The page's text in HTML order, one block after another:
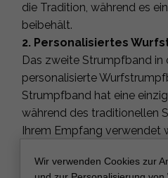
die Tradition, während es
beibehält.
2. Personalisiertes
Das zweite Strumpfband in
personalisierte
Strumpfband hat eine
während des traditionellen
Ihrem Empfang verwendet
personalisieren, wodurch
Wir verwenden Cookies zur